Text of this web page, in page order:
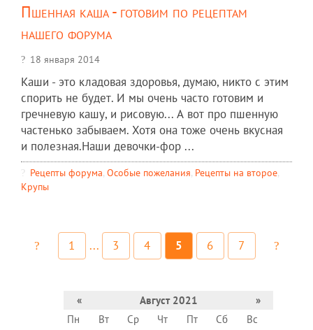
Пшенная каша - готовим по рецептам
нашего форума
18 января 2014
Каши - это кладовая здоровья, думаю, никто с этим
спорить не будет. И мы очень часто готовим и
гречневую кашу, и рисовую... А вот про пшенную
частенько забываем. Хотя она тоже очень вкусная
и полезная.Наши девочки-фор ...
Рецепты форума, Особые пожелания, Рецепты на второе,
Крупы
1 ... 3 4 5 6 7
« Август 2021
»
Пн
Вт Ср Чт Пт Сб
Вс